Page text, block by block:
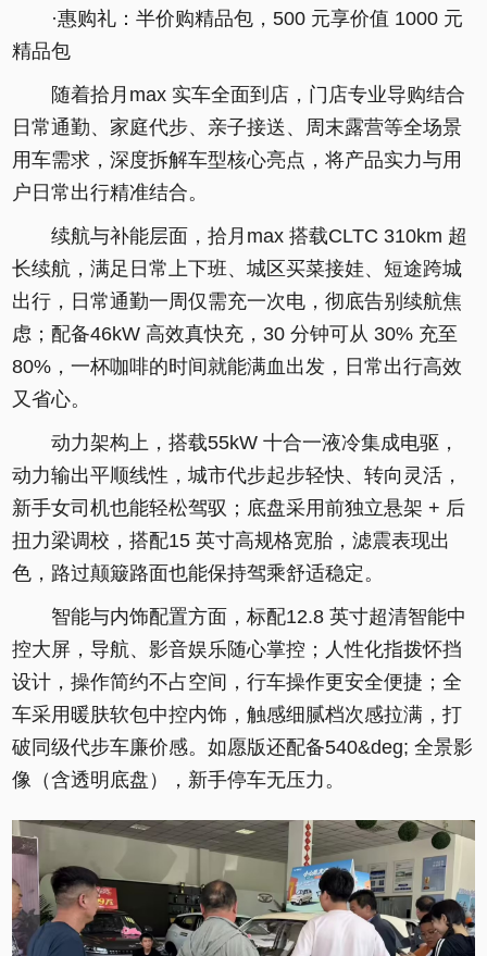
·惠购礼：半价购精品包，500 元享价值 1000 元
精品包
随着拾月max 实车全面到店，门店专业导购结合
日常通勤、家庭代步、亲子接送、周末露营等全场景
用车需求，深度拆解车型核心亮点，将产品实力与用
户日常出行精准结合。
续航与补能层面，拾月max 搭载CLTC 310km 超
长续航，满足日常上下班、城区买菜接娃、短途跨城
出行，日常通勤一周仅需充一次电，彻底告别续航焦
虑；配备46kW 高效真快充，30 分钟可从 30% 充至
80%，一杯咖啡的时间就能满血出发，日常出行高效
又省心。
动力架构上，搭载55kW 十合一液冷集成电驱，
动力输出平顺线性，城市代步起步轻快、转向灵活，
新手女司机也能轻松驾驭；底盘采用前独立悬架 + 后
扭力梁调校，搭配15 英寸高规格宽胎，滤震表现出
色，路过颠簸路面也能保持驾乘舒适稳定。
智能与内饰配置方面，标配12.8 英寸超清智能中
控大屏，导航、影音娱乐随心掌控；人性化指拨怀挡
设计，操作简约不占空间，行车操作更安全便捷；全
车采用暖肤软包中控内饰，触感细腻档次感拉满，打
破同级代步车廉价感。如愿版还配备540&deg; 全景影
像（含透明底盘），新手停车无压力。